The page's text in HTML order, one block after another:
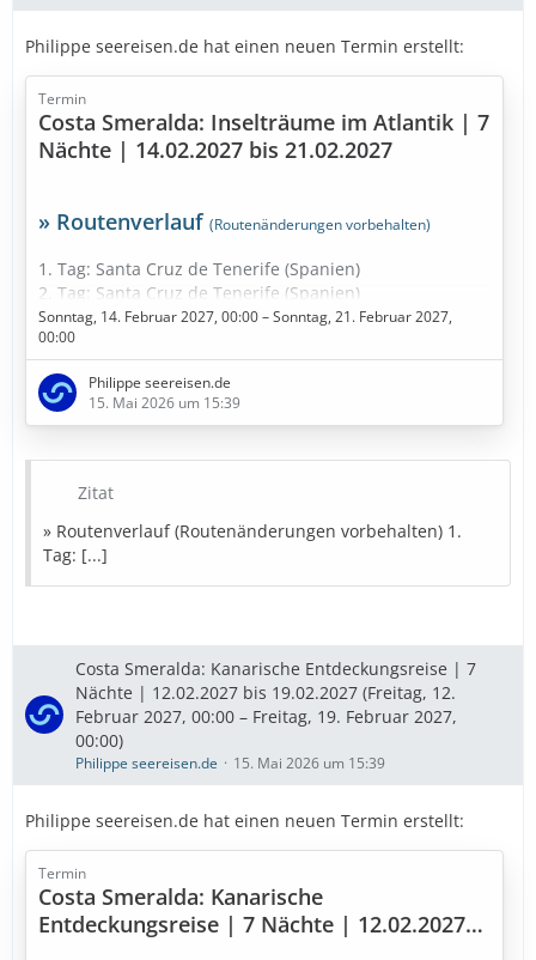
Philippe seereisen.de hat einen neuen Termin erstellt:
Termin
Costa Smeralda: Inselträume im Atlantik | 7
Nächte | 14.02.2027 bis 21.02.2027
» Routenverlauf (Routenänderungen vorbehalten)
1. Tag: Santa Cruz de Tenerife (Spanien)
2. Tag: Santa Cruz de Tenerife (Spanien)
3. Tag: Fuerteventura (Spanien)
4. Tag: Seetag
5. Tag: Funchal - Madeira (Portugal)
6. Tag: Am dunkelsten Punkt im Kanarische Meernien
(Spanien)
8. Tag: Arrecife / Lanzarote (Spanien)
9. Tag: Santa Cruz de Tenerife (Spanien)
» Bestpreise in Sicht
Diese Kreuzfahrt buchen
Ausflugstipps …
Sonntag, 14. Februar 2027, 00:00 – Sonntag, 21. Februar 2027,
00:00
Philippe seereisen.de
15. Mai 2026 um 15:39
Zitat
» Routenverlauf (Routenänderungen vorbehalten) 1.
Tag: [...]
Costa Smeralda: Kanarische Entdeckungsreise | 7
Nächte | 12.02.2027 bis 19.02.2027 (Freitag, 12.
Februar 2027, 00:00 – Freitag, 19. Februar 2027,
00:00)
Philippe seereisen.de 15. Mai 2026 um 15:39
Philippe seereisen.de hat einen neuen Termin erstellt:
Termin
Costa Smeralda: Kanarische
Entdeckungsreise | 7 Nächte | 12.02.2027